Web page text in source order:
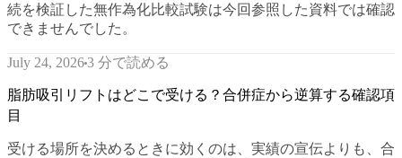
続を検証した無作為化比較試験は今回参照した資料では確認
できませんでした。
July 24, 20263 分で読める
脂肪吸引リフトはどこで受ける？合併症から逆算する確認項
目
受ける場所を決めるときに効くのは、実績の宣伝よりも、合